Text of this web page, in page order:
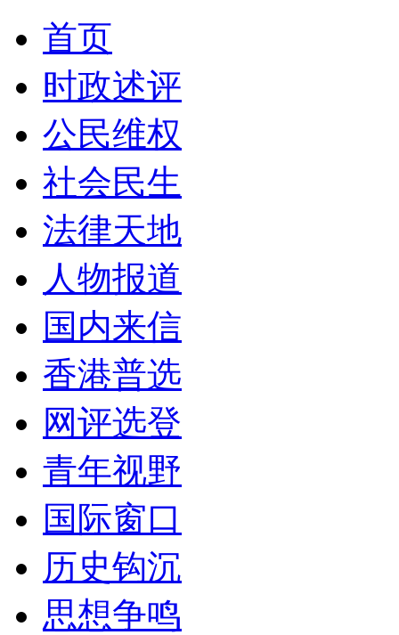
首页
时政述评
公民维权
社会民生
法律天地
人物报道
国内来信
香港普选
网评选登
青年视野
国际窗口
历史钩沉
思想争鸣